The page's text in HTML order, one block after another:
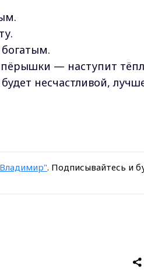
— наступит
несчастливой,
. Подписывайтесь и